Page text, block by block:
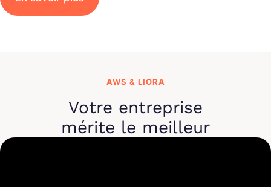
AWS & LIORA
Votre entreprise
mérite le meilleur